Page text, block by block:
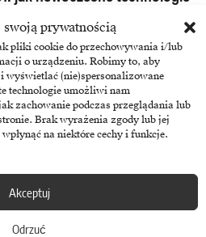
prywatnością
pliki cookie do przechowywania i/lub
o urządzeniu. Robimy to, aby
wyświetlać (nie)spersonalizowane
technologie umożliwi nam
zachowanie podczas przeglądania lub
Brak wyrażenia zgody lub jej
na niektóre cechy i funkcje.
Akceptuj
Odrzuć
świat finansów. W dzisiejszych
big data, analiza predykcyjna i